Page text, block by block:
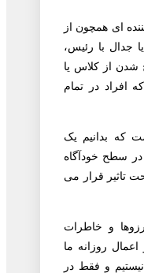
ای همچون از
جدال با رئیس،
شدن از کلاس یا
افراد در تمام
که بدانیم یک
در سطح خودآگاه
تاثیر قرار می
و خاطرات
روزانه ما
و فقط در